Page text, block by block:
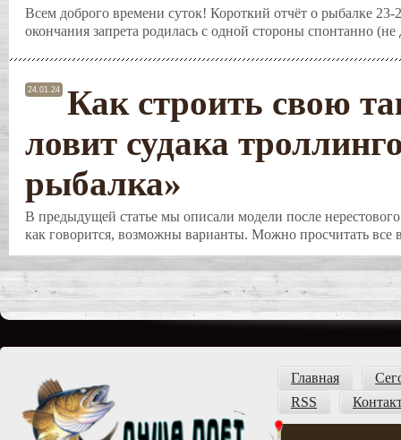
Всем доброго времени суток! Короткий отчёт о рыбалке
окончания запрета родилась с одной стороны спонтанно
24.01.24
Как строить свою
ловит судака
рыбалка»
В предыдущей статье мы описали модели после
как говорится, возможны варианты. Можно просчитать все
Главная
RSS